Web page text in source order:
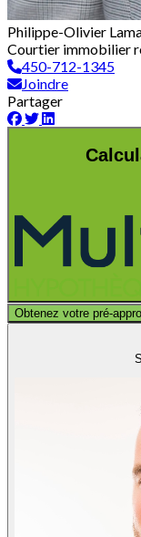
Philippe-Olivier
Courtier immobilier
450-712-1345
Joindre
Partager
Obtenez votre pré-